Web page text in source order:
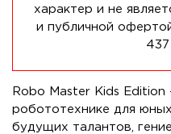
характер и не
и публичной
Robo Master Kids Edition
робототехнике для
будущих талантов,